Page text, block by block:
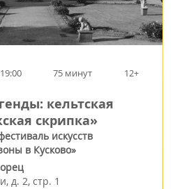
19:00 75 минут 12+
кельтская
скрипка»
искусств
в Кусково»
д. 2, стр. 1